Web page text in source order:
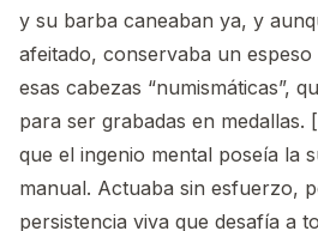
y su barba caneaban ya, y
afeitado, conservaba un espeso
esas cabezas “numismáticas”,
para ser grabadas en
que el ingenio mental poseía la
manual. Actuaba sin esfuerzo,
persistencia viva que desafía a